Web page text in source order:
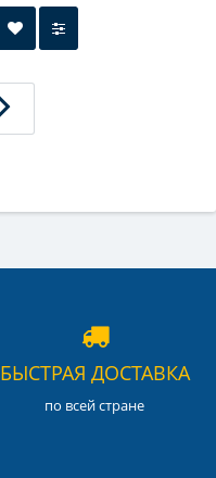
БЫСТРАЯ ДОСТАВКА
по всей стране